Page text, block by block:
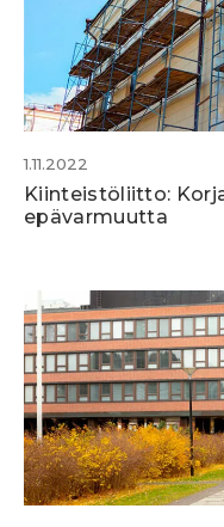
1.11.2022
Kiinteistöliitto:
epävarmuutta